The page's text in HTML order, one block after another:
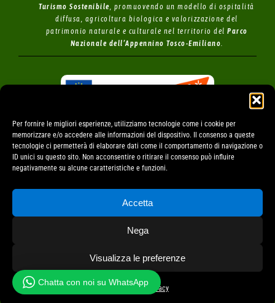
Per fornire le migliori esperienze, utilizziamo tecnologie come i cookie per
memorizzare e/o accedere alle informazioni del dispositivo. Il consenso a queste
tecnologie ci permetterà di elaborare dati come il comportamento di navigazione o
ID unici su questo sito. Non acconsentire o ritirare il consenso può influire
negativamente su alcune caratteristiche e funzioni.
Accetta
Nega
Visualizza le preferenze
Cookie Policy Privacy
Turismo Sostenibile, promuovendo un modello di ospitalità
diffusa, agricoltura biologica e valorizzazione del
patrimonio naturale e culturale nel territorio del Parco
Nazionale dell’Appennino Tosco-Emiliano.
Incentivi finanziari per le imprese turistiche IFIT – PNRR,
M1C3 investimento 4.2
project by fantanet web agency
Chatta con noi su WhatsApp